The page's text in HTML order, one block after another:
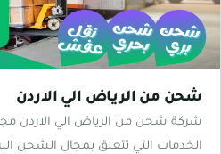
شحن من الرياض الي الاردن
شركة شحن من الرياض الي الاردن
الخدمات التي تتعلق بمجال الشحن